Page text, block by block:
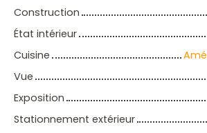
Construction
État intérieur
Cuisine
Vue
Exposition
Stationnement extérieur